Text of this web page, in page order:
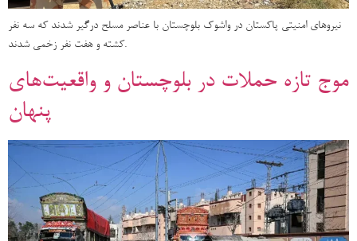
نیروهای امنیتی پاکستان در واشوک بلوچستان با عناصر مسلح درگیر شدند که سه نفر
کشته و هفت نفر زخمی شدند.
موج تازه حملات در بلوچستان و واقعیت‌های
پنهان